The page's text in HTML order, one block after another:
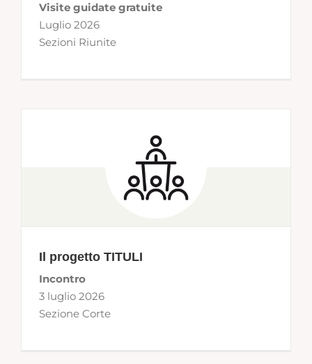
Visite guidate gratuite
Luglio 2026
Sezioni Riunite
Il progetto TITULI
Incontro
3 luglio 2026
Sezione Corte